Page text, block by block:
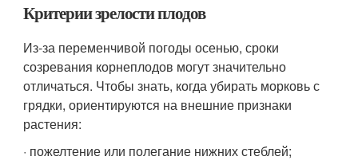
Критерии зрелости плодов
Из-за переменчивой погоды осенью, сроки
созревания корнеплодов могут значительно
отличаться. Чтобы знать, когда убирать морковь с
грядки, ориентируются на внешние признаки
растения:
· пожелтение или полегание нижних стеблей;